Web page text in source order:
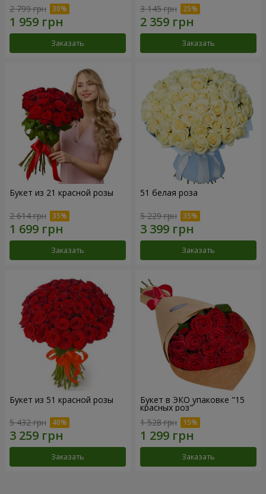
2 799 грн
Заказать
3 145 грн
Заказать
Букет из 21 красной розы
2 614 грн
Заказать
51 белая роза
5 229 грн
Заказать
Букет из 51 красной розы
5 432 грн
Заказать
Букет в ЭКО упаковке "15
красных роз"
1 528 грн
Заказать